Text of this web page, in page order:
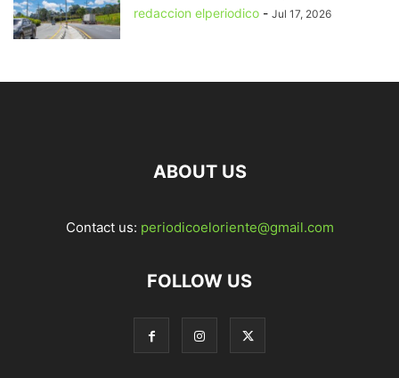
redaccion elperiodico - Jul 17, 2026
ABOUT US
Contact us: periodicoeloriente@gmail.com
FOLLOW US